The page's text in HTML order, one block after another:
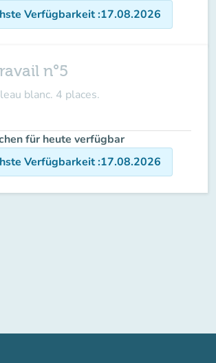
Verfügbarkeit:17.08.2026
n°5
blanc. 4 places.
für heute verfügbar
Verfügbarkeit:17.08.2026